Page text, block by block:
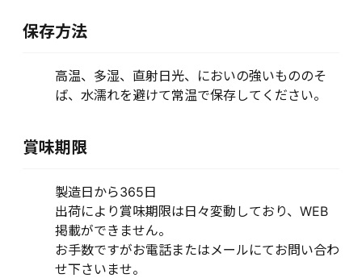
保存方法
高温、多湿、直射日光、においの強いもののそ
ば、水濡れを避けて常温で保存してください。
賞味期限
製造日から365日
出荷により賞味期限は日々変動しており、WEB
掲載ができません。
お手数ですがお電話またはメールにてお問い合わ
せ下さいませ。